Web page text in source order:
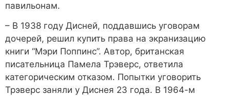
павильонам.
– В 1938 году Дисней, поддавшись уговорам
дочерей, решил купить права на экранизацию
книги “Мэри Поппинс”. Автор, британская
писательница Памела Трэверс, ответила
категорическим отказом. Попытки уговорить
Трэверс заняли у Диснея 23 года. В 1964-м